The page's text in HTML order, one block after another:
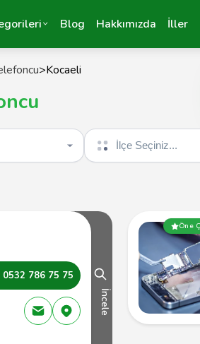
Blog Hakkımızda İller
>Kocaeli
İlçe seçin
0532 786 75 75
İncele
Öne